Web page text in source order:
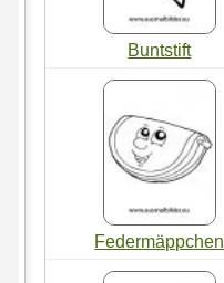
Buntstift
Federmäppchen